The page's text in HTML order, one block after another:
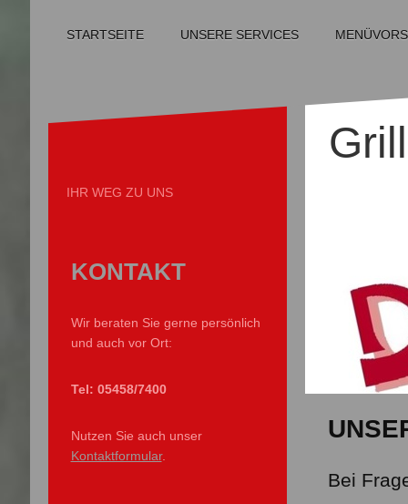
STARTSEITE UNSERE SERVICES
Bei
IHR WEG ZU UNS
KONTAKT
Wir beraten Sie gerne persönlich
und auch vor Ort:
Tel: 05458/7400
Nutzen Sie auch unser
Kontaktformular.